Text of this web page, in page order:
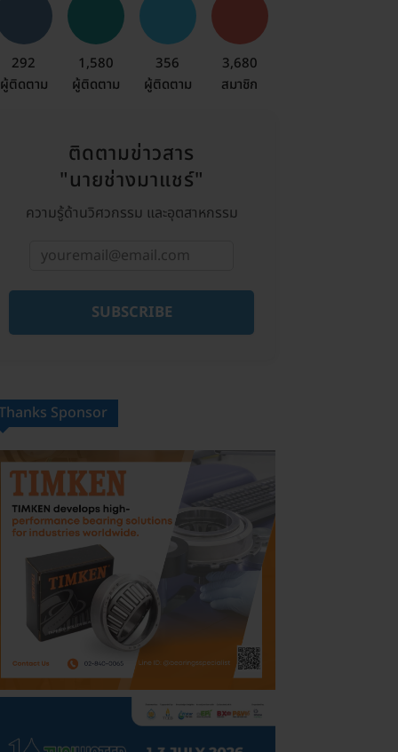
292
ผู้ติดตาม
1,580
ผู้ติดตาม
356
ผู้ติดตาม
3,680
สมาชิก
ติดตามข่าวสาร
"นายช่างมาแชร์"
ความรู้ด้านวิศวกรรม และอุตสาหกรรม
SUBSCRIBE
Sponsor